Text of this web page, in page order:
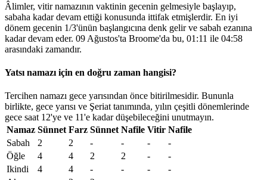
Âlimler, vitir namazının vaktinin gecenin gelmesiyle başlayıp,
sabaha kadar devam ettiği konusunda ittifak etmişlerdir. En iyi
dönem gecenin 1/3'ünün başlangıcına denk gelir ve sabah ezanına
kadar devam eder. 09 Ağustos'ta Broome'da bu, 01:11 ile 04:58
arasındaki zamandır.
Yatsı namazı için en doğru zaman hangisi?
Tercihen namazı gece yarısından önce bitirilmesidir. Bununla
birlikte, gece yarısı ve Şeriat tanımında, yılın çeşitli dönemlerinde
gece saat 12'ye ve 11'e kadar düşebileceğini unutmayın.
Namaz Sünnet Farz Sünnet Nafile Vitir Nafile
Sabah
2 2 - - -
-
Öğle
4 4 2 2 -
-
Ikindi
4 4 - - -
-